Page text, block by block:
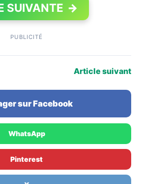
SUIVANTE →
PUBLICITÉ
Article suivant
sur Facebook
WhatsApp
Pinterest